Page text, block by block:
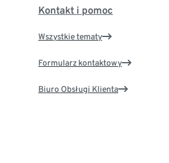
Kontakt i pomoc
Wszystkie tematy
Formularz kontaktowy
Biuro Obsługi Klienta